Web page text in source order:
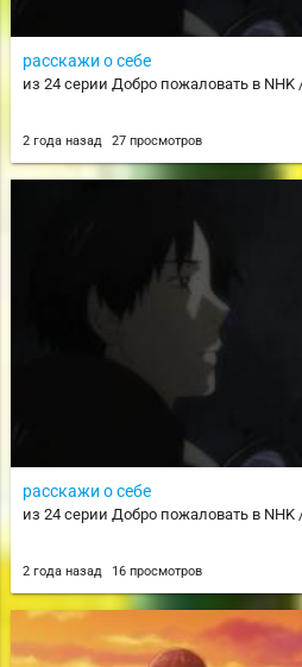
расскажи о себе
из 24 серии Добро пожаловать в NHK
2 года назад 27 просмотров
расскажи о себе
из 24 серии Добро пожаловать в NHK
2 года назад 16 просмотров